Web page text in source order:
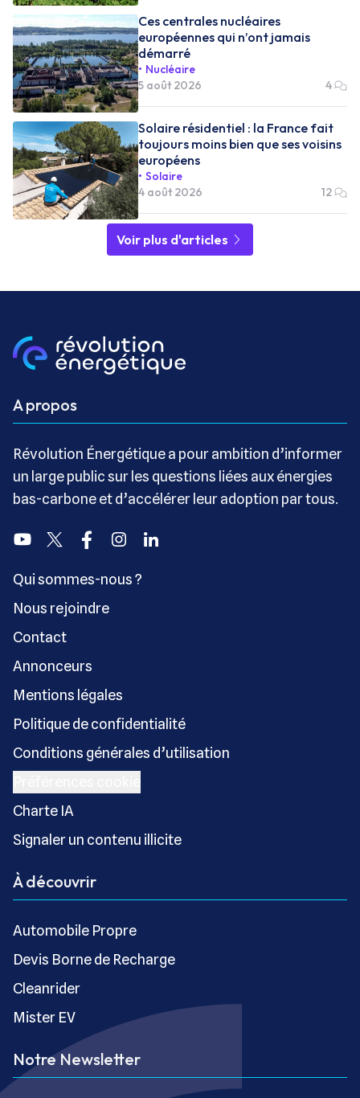
Ces centrales nucléaires
européennes qui n’ont jamais
démarré
Nucléaire
5 août 2026
4
Solaire résidentiel : la France fait
toujours moins bien que ses voisins
européens
Solaire
4 août 2026
12
Voir plus d'articles
A propos
Révolution Énergétique a pour ambition d’informer
un large public sur les questions liées aux énergies
bas-carbone et d’accélérer leur adoption par tous.
YoutubeTwitter FacebookInstagramLinkedin
Qui sommes-nous ?
Nous rejoindre
Contact
Annonceurs
Mentions légales
Politique de confidentialité
Conditions générales d’utilisation
Charte IA
Signaler un contenu illicite
À découvrir
Automobile Propre
Devis Borne de Recharge
Cleanrider
Mister EV
Notre Newsletter